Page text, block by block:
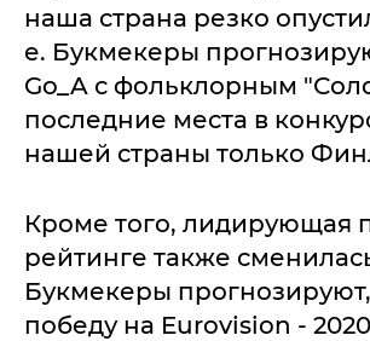
наша страна резко
е. Букмекеры
Go_A с фольклорным
последние места в
нашей страны только
Кроме того, лидирующая
рейтинге также
Букмекеры
победу на Eurovision -